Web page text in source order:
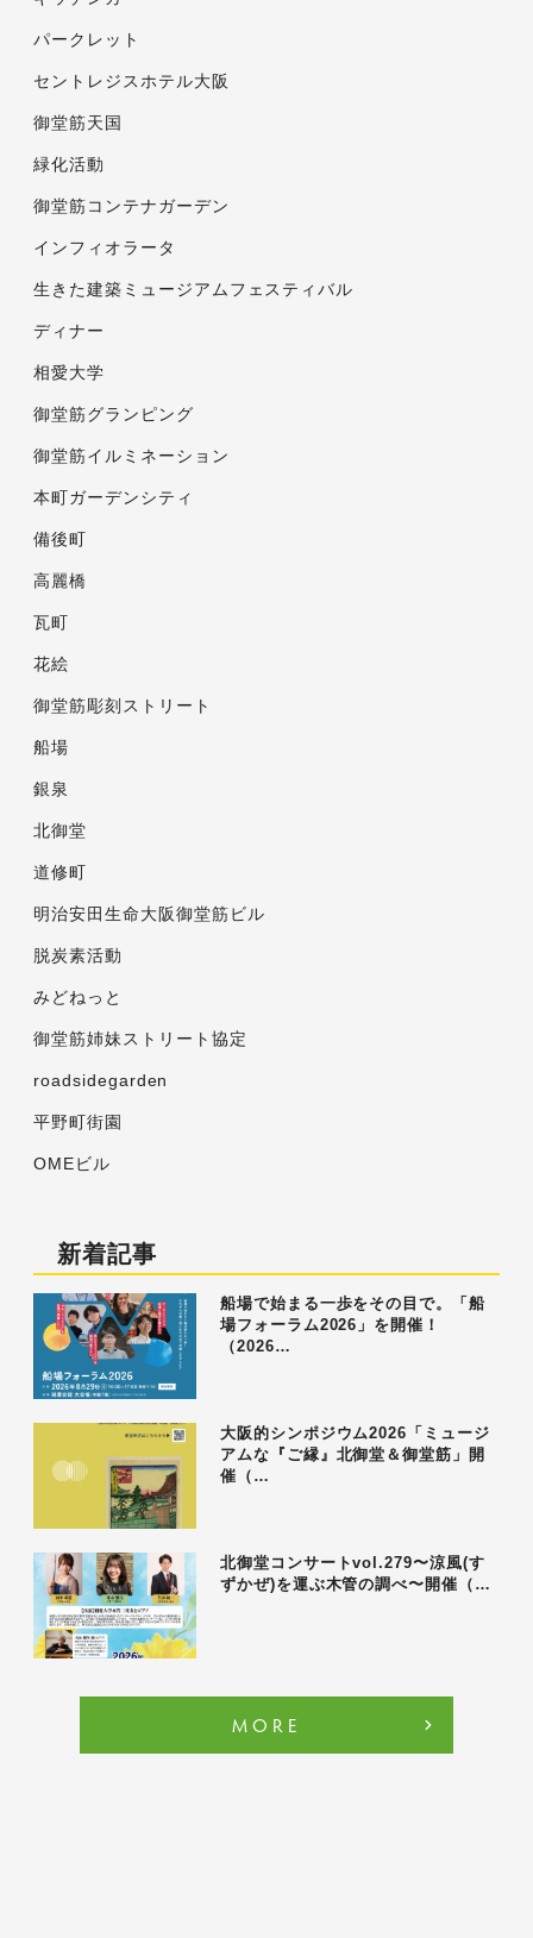
パークレット
セントレジスホテル大阪
御堂筋天国
緑化活動
御堂筋コンテナガーデン
インフィオラータ
生きた建築ミュージアムフェスティバル
ディナー
相愛大学
御堂筋グランピング
御堂筋イルミネーション
本町ガーデンシティ
備後町
高麗橋
瓦町
花絵
御堂筋彫刻ストリート
船場
銀泉
北御堂
道修町
明治安田生命大阪御堂筋ビル
脱炭素活動
みどねっと
御堂筋姉妹ストリート協定
roadsidegarden
平野町街園
OMEビル
新着記事
船場で始まる一歩をその目で。「船
場フォーラム2026」を開催！
（2026…
大阪的シンポジウム2026「ミュージ
アムな『ご縁』北御堂＆御堂筋」開
催（…
北御堂コンサートvol.279〜涼風(す
ずかぜ)を運ぶ木管の調べ〜開催（…
MORE